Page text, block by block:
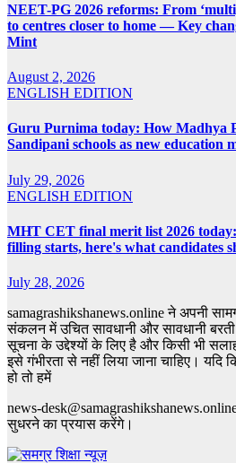
NEET-PG 2026 reforms: From
to centres closer to home — Key
Mint
August 2, 2026
ENGLISH EDITION
Guru Purnima today: How Madhya
Sandipani schools as new education
July 29, 2026
ENGLISH EDITION
MHT CET final merit list 2026
filling starts, here's what candidates
July 28, 2026
samagrashikshanews.online ने अपनी
संकलन में उचित सावधानी और सावधानी
सूचना के उद्देश्यों के लिए है और किसी भी
इसे गंभीरता से नहीं लिया जाना चाहिए। यदि
हो तो हमें
news-
सुधरने का प्रयास करेंगे।